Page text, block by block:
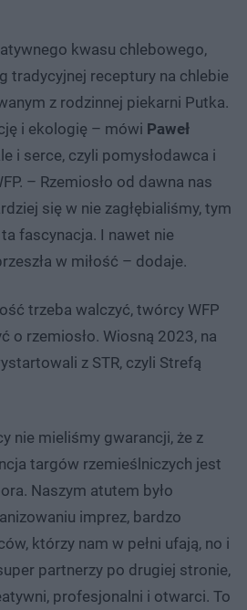
kwasu chlebowego,
tradycyjnej receptury na chlebie
z rodzinnej piekarni Putka.
i ekologię – mówi Paweł
i serce, czyli pomysłodawca i
– Rzemiosło od dawna nas
się w nie zagłębialiśmy, tym
fascynacja. I nawet nie
w miłość – dodaje.
trzeba walczyć, twórcy WFP
o rzemiosło. Wiosną 2023, na
z STR, czyli Strefą
nie mieliśmy gwarancji, że z
targów rzemieślniczych jest
Naszym atutem było
imprez, bardzo
którzy nam w pełni ufają, no i
partnerzy po drugiej stronie,
profesjonalni i otwarci. To